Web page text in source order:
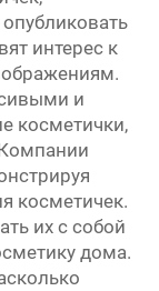
интерес к
и
косметички,
косметичек.
их с собой
дома.